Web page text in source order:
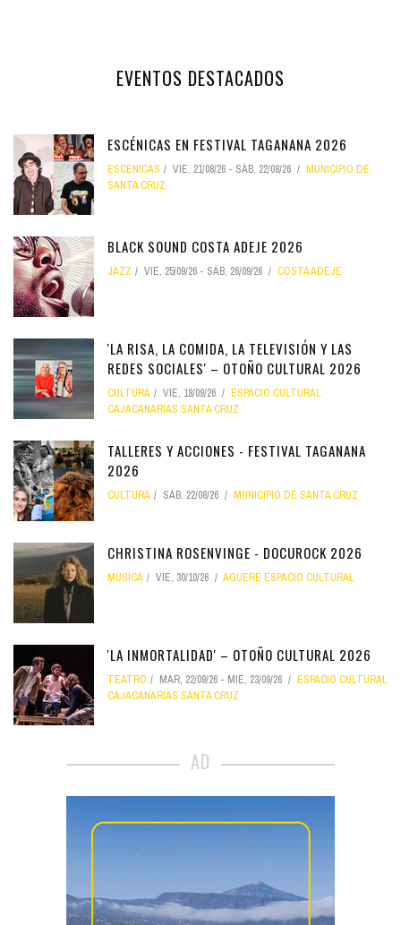
EVENTOS DESTACADOS
ESCÉNICAS EN FESTIVAL TAGANANA 2026
ESCÉNICAS VIE, 21/08/26 - SÁB, 22/08/26
MUNICIPIO DE
SANTA CRUZ
BLACK SOUND COSTA ADEJE 2026
JAZZ VIE, 25/09/26 - SÁB, 26/09/26 COSTA ADEJE
'LA RISA, LA COMIDA, LA TELEVISIÓN Y LAS
REDES SOCIALES' – OTOÑO CULTURAL 2026
CULTURA VIE, 18/09/26
ESPACIO CULTURAL
CAJACANARIAS SANTA CRUZ
TALLERES Y ACCIONES - FESTIVAL TAGANANA
2026
CULTURA SÁB, 22/08/26 MUNICIPIO DE SANTA CRUZ
CHRISTINA ROSENVINGE - DOCUROCK 2026
MÚSICA VIE, 30/10/26 AGUERE ESPACIO CULTURAL
'LA INMORTALIDAD' – OTOÑO CULTURAL 2026
TEATRO MAR, 22/09/26 - MIÉ, 23/09/26
ESPACIO CULTURAL
CAJACANARIAS SANTA CRUZ
AD